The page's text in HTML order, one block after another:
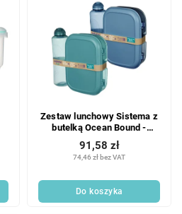
Zestaw lunchowy Sistema z
butelką Ocean Bound -
pudełko lunchowe Ribbon 1,1
l i butelka Swift 480 ml, mix
74,46 zł bez VAT
91,58 zł
Do koszyka